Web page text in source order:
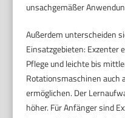
unsachgemäßer
Außerdem unterscheiden
Einsatzgebieten: Exzenter
Pflege und leichte bis
Rotationsmaschinen auch
ermöglichen. Der
höher. Für Anfänger sind